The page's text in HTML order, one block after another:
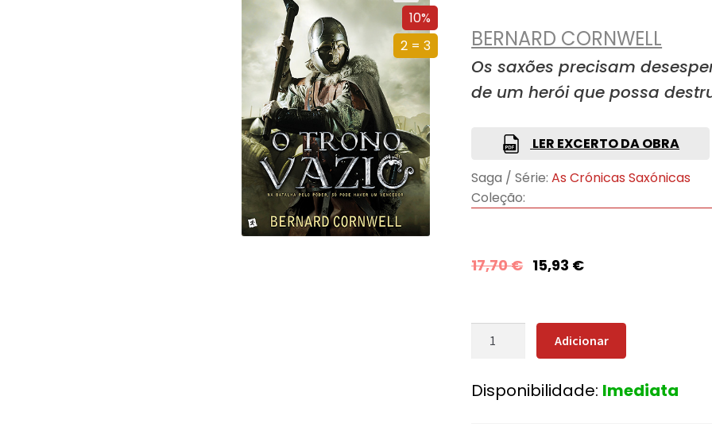
10%
2 = 3
BERNARD CORNWELL
Os saxões precisam
de um herói que possa
LER EXCERTO DA OBRA
Saga / Série: As Crónicas Saxónicas
Coleção:
17,70€ 15,93 €
Quantidade
Trono
Adicionar
Disponibilidade: Imediata